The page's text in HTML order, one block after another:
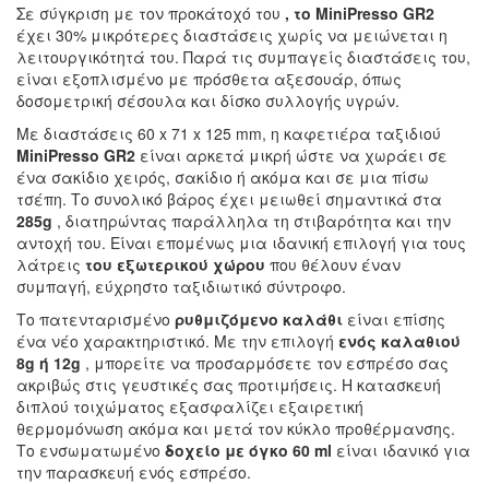
Σε σύγκριση με τον προκάτοχό του , το MiniPresso GR2
έχει 30% μικρότερες διαστάσεις χωρίς να μειώνεται η
λειτουργικότητά του. Παρά τις συμπαγείς διαστάσεις του,
είναι εξοπλισμένο με πρόσθετα αξεσουάρ, όπως
δοσομετρική σέσουλα και δίσκο συλλογής υγρών.
Με διαστάσεις 60 x 71 x 125 mm, η καφετιέρα ταξιδιού
MiniPresso GR2 είναι αρκετά μικρή ώστε να χωράει σε
ένα σακίδιο χειρός, σακίδιο ή ακόμα και σε μια πίσω
τσέπη. Το συνολικό βάρος έχει μειωθεί σημαντικά στα
285g , διατηρώντας παράλληλα τη στιβαρότητα και την
αντοχή του. Είναι επομένως μια ιδανική επιλογή για τους
λάτρεις του εξωτερικού χώρου που θέλουν έναν
συμπαγή, εύχρηστο ταξιδιωτικό σύντροφο.
Το πατενταρισμένο ρυθμιζόμενο καλάθι είναι επίσης
ένα νέο χαρακτηριστικό. Με την επιλογή ενός καλαθιού
8g ή 12g , μπορείτε να προσαρμόσετε τον εσπρέσο σας
ακριβώς στις γευστικές σας προτιμήσεις. Η κατασκευή
διπλού τοιχώματος εξασφαλίζει εξαιρετική
θερμομόνωση ακόμα και μετά τον κύκλο προθέρμανσης.
Το ενσωματωμένο δοχείο με όγκο 60 ml είναι ιδανικό για
την παρασκευή ενός εσπρέσο.